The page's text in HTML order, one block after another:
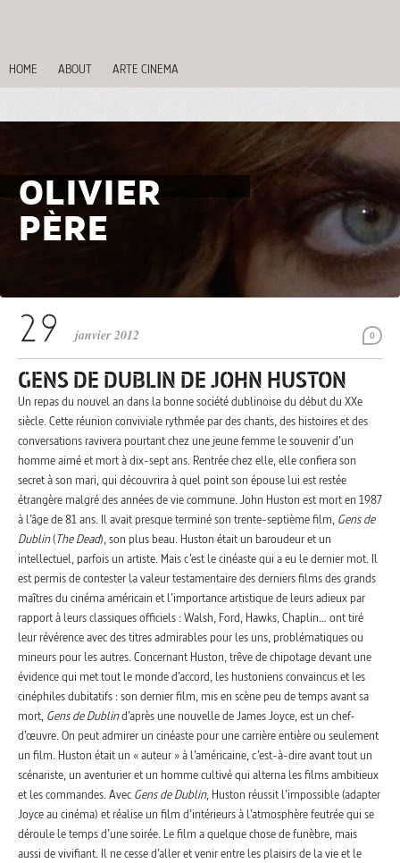
HOME ABOUT ARTE CINEMA
OLIVIER
PÈRE
0
janvier 2012
GENS DE DUBLIN DE JOHN HUSTON
Un repas du nouvel an dans la bonne société dublinoise du début du XXe
siècle. Cette réunion conviviale rythmée par des chants, des histoires et des
conversations ravivera pourtant chez une jeune femme le souvenir d’un
homme aimé et mort à dix-sept ans. Rentrée chez elle, elle confiera son
secret à son mari, qui découvrira à quel point son épouse lui est restée
étrangère malgré des années de vie commune. John Huston est mort en 1987
à l’âge de 81 ans. Il avait presque terminé son trente-septième film, Gens de
Dublin(The Dead), son plus beau. Huston était un baroudeur et un
intellectuel, parfois un artiste. Mais c’est le cinéaste qui a eu le dernier mot. Il
est permis de contester la valeur testamentaire des derniers films des grands
maîtres du cinéma américain et l’importance artistique de leurs adieux par
rapport à leurs classiques officiels : Walsh, Ford, Hawks, Chaplin… ont tiré
leur révérence avec des titres admirables pour les uns, problématiques ou
mineurs pour les autres. Concernant Huston, trêve de chipotage devant une
évidence qui met tout le monde d’accord, les hustoniens convaincus et les
cinéphiles dubitatifs : son dernier film, mis en scène peu de temps avant sa
mort, Gens de Dublind’après une nouvelle de James Joyce, est un chef-
d’œuvre. On peut admirer un cinéaste pour une carrière entière ou seulement
un film. Huston était un « auteur » à l’américaine, c’est-à-dire avant tout un
scénariste, un aventurier et un homme cultivé qui alterna les films ambitieux
et les commandes. Avec Gens de Dublin, Huston réussit l’impossible (adapter
Joyce au cinéma) et réalise un film d’intérieurs à l’atmosphère feutrée qui se
déroule le temps d’une soirée. Le film a quelque chose de funèbre, mais
aussi de vivifiant. Il ne cesse d’aller et venir entre les plaisirs de la vie et le